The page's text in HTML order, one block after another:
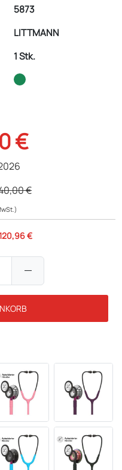
5873
LITTMANN
1 Stk.
€
€
€
remove